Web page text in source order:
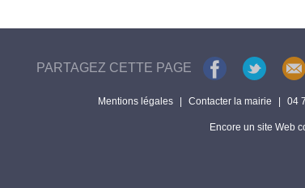
PARTAGEZ CETTE PAGE
Mentions légales Contacter la mairie 04
Encore un site Web